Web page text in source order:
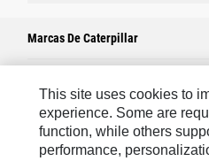
Marcas De Caterpillar
Caterpillar.com
Comuníquese Con Caterpillar
This site uses cookies to
experience. Some are
function, while others
performance,